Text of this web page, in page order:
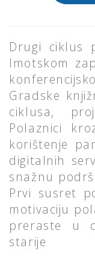
Drugi ciklus
Imotskom
Gradske
ciklusa,
Polaznici
korištenje
digitalnih
snažnu
Prvi susret
motivaciju
preraste u
starije